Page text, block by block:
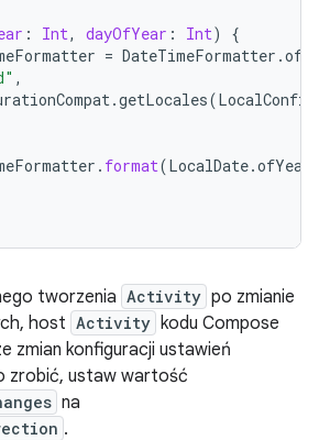
: Int, dayOfYear : Int)
{
= DateTimeFormatter .
,
.getLocales(
. format(LocalDate.
tworzenia Activity po zmianie
host Activity kodu Compose
zmian konfiguracji ustawień
zrobić, ustaw wartość
na
.